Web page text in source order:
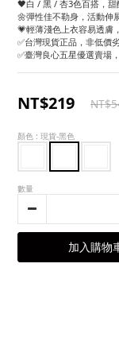
🖤白 / 黑 / 杏3色百搭，
🌼彈性佳不勒身，活動伸
💗輕薄淺色上衣容易透膚
✅台灣現貨正品，非低價
✅臺灣良心五星優選賣場
NT$219
顏色 : 現貨-黑色
數量
加入購物